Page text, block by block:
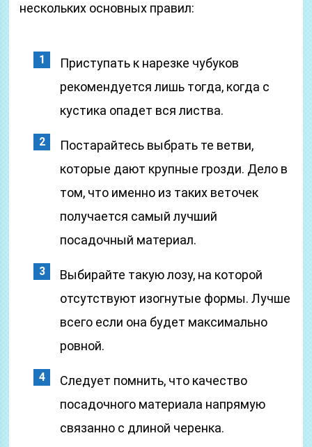
нескольких основных правил:
Приступать к нарезке чубуков
рекомендуется лишь тогда, когда с
кустика опадет вся листва.
Постарайтесь выбрать те ветви,
которые дают крупные грозди. Дело в
том, что именно из таких веточек
получается самый лучший
посадочный материал.
Выбирайте такую лозу, на которой
отсутствуют изогнутые формы. Лучше
всего если она будет максимально
ровной.
Следует помнить, что качество
посадочного материала напрямую
связанно с длиной черенка.